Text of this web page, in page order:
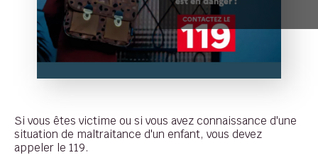
Si vous êtes victime ou si vous avez connaissance d'une
situation de maltraitance d'un enfant, vous devez
appeler le 119.